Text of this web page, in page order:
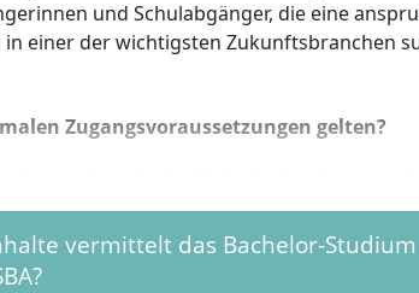
und Schulabgänger, die eine
einer der wichtigsten Zukunftsbranchen
Zugangsvoraussetzungen gelten?
du:
Hochschulreife (Abitur) oder
Nachweis
vermittelt das Bachelor-